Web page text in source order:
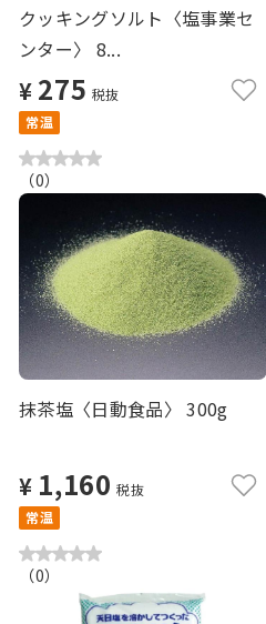
クッキングソルト〈塩事業セ
ンター〉 8...
¥ 275 税抜
常温
（0）
抹茶塩〈日動食品〉 300g
¥ 1,160 税抜
常温
（0）